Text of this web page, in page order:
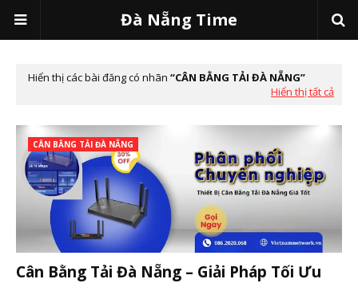
Đà Nẵng Time
Hiển thị các bài đăng có nhãn
CÂN BẰNG TẢI ĐÀ NẴNG
Hiển thị tất cả
CÂN BẰNG TẢI ĐÀ NẴNG
Cân Bằng Tải Đà Nẵng – Giải Pháp Tối Ưu